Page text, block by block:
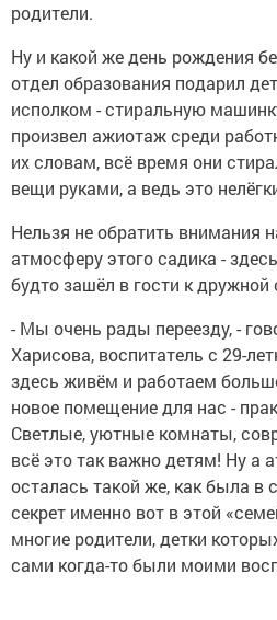
родители.
Ну и какой же день рождения
отдел образования подарил
исполком - стиральную
произвел ажиотаж среди
их словам, всё время они
вещи руками, а ведь это
Нельзя не обратить
атмосферу этого садика -
будто зашёл в гости к дружной
- Мы очень рады переезду, -
Харисова, воспитатель с 29-
здесь живём и работаем
новое помещение для нас -
Светлые, уютные комнаты,
всё это так важно детям! Ну а
осталась такой же, как была в
секрет именно вот в этой
многие родители, детки
сами когда-то были моими